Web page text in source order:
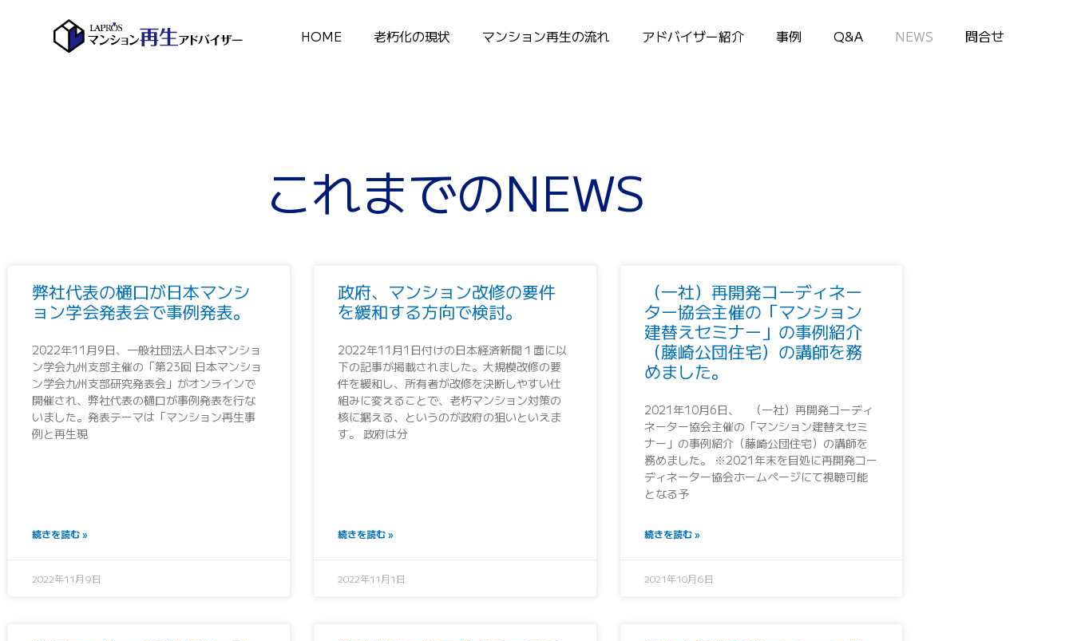
HOME 老朽化の現状 マンション再生の流れ アドバイザー紹介 事例 Q&A NEWS 問合せ
これまでのNEWS
弊社代表の樋口が日本マンシ
ョン学会発表会で事例発表。
2022年11月9日、一般社団法人日本マンショ
ン学会九州支部主催の「第23回 日本マンショ
ン学会九州支部研究発表会」がオンラインで
開催され、弊社代表の樋口が事例発表を行な
いました。発表テーマは「マンション再生事
例と再生現
続きを読む »
2022年11月9日
政府、マンション改修の要件
を緩和する方向で検討。
2022年11月1日付けの日本経済新聞１面に以
下の記事が掲載されました。大規模改修の要
件を緩和し、所有者が改修を決断しやすい仕
組みに変えることで、老朽マンション対策の
核に据える、というのが政府の狙いといえま
す。 政府は分
続きを読む »
2022年11月1日
（一社）再開発コーディネー
ター協会主催の「マンション
建替えセミナー」の事例紹介
（藤崎公団住宅）の講師を務
めました。
2021年10月6日、 （一社）再開発コーディ
ネーター協会主催の「マンション建替えセミ
ナー」の事例紹介（藤崎公団住宅）の講師を
務めました。 ※2021年末を目処に再開発コー
ディネーター協会ホームページにて視聴可能
となる予
続きを読む »
2021年10月6日
ジ
ジ